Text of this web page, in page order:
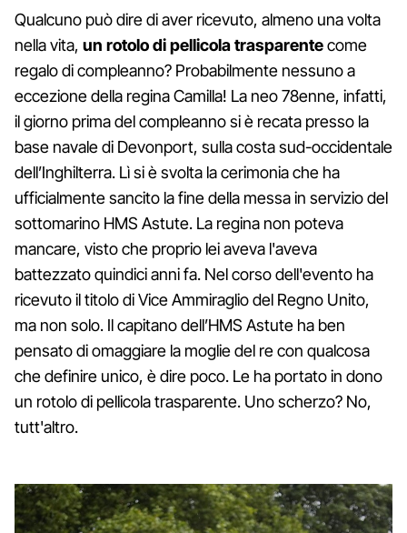
Qualcuno può dire di aver ricevuto, almeno una volta
nella vita, un rotolo di pellicola trasparentecome
regalo di compleanno? Probabilmente nessuno a
eccezione della regina Camilla! La neo 78enne, infatti,
il giorno prima del compleanno si è recata presso la
base navale di Devonport, sulla costa sud-occidentale
dell’Inghilterra. Lì si è svolta la cerimonia che ha
ufficialmente sancito la fine della messa in servizio del
sottomarino HMS Astute. La regina non poteva
mancare, visto che proprio lei aveva l'aveva
battezzato quindici anni fa. Nel corso dell'evento ha
ricevuto il titolo di Vice Ammiraglio del Regno Unito,
ma non solo. Il capitano dell’HMS Astute ha ben
pensato di omaggiare la moglie del re con qualcosa
che definire unico, è dire poco. Le ha portato in dono
un rotolo di pellicola trasparente. Uno scherzo? No,
tutt'altro.